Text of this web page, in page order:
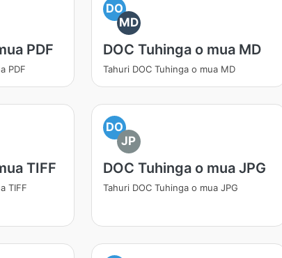
PDF
PDF
DO
MD
DOC Tuhinga o mua MD
Tahuri DOC Tuhinga o mua MD
TIFF
TIFF
DO
JP
DOC Tuhinga o mua JPG
Tahuri DOC Tuhinga o mua JPG